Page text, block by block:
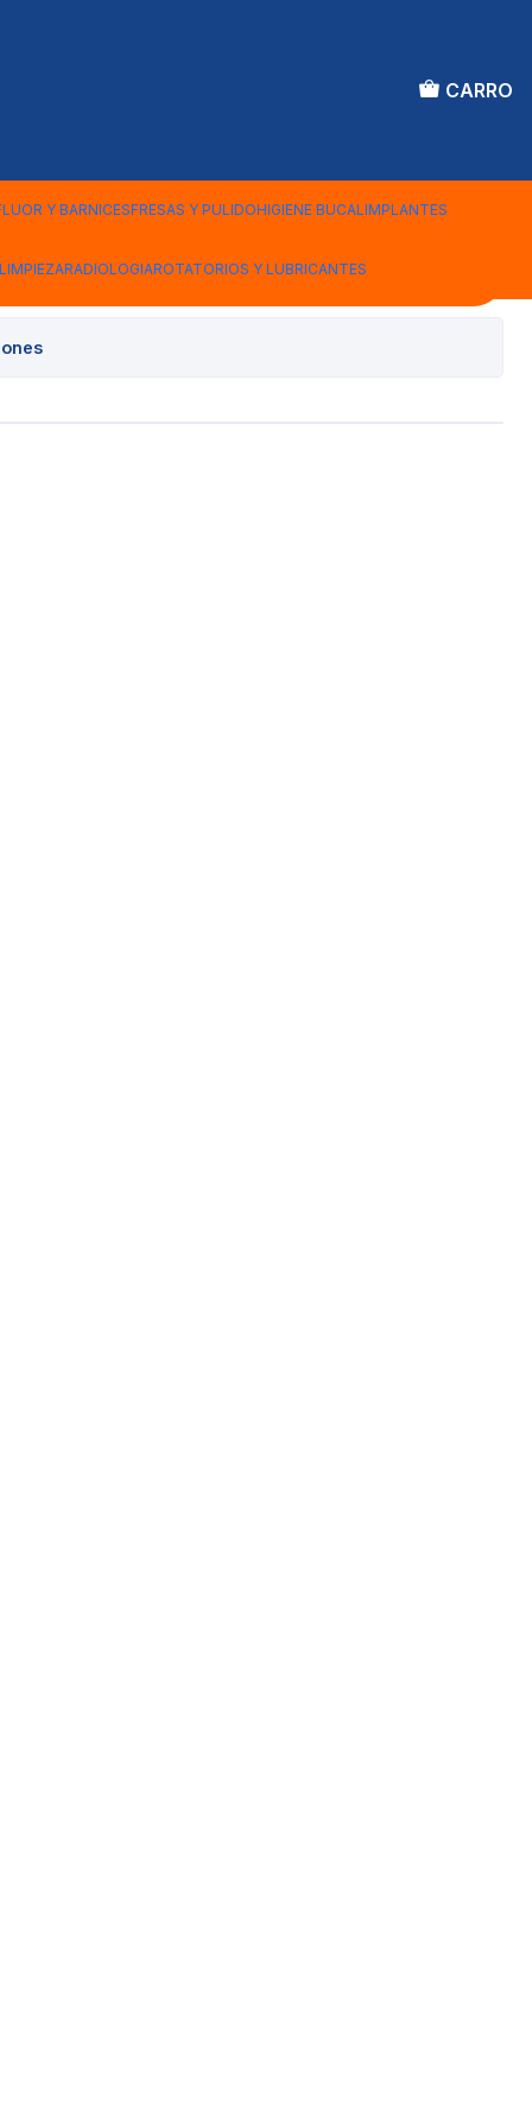
CARRO
Y BARNICESFRESAS Y PULIDOHIGIENE BUCALIMPLANTES
RADIOLOGIAROTATORIOS Y LUBRICANTES
P/M 012 - HP558
Agregar al Carro